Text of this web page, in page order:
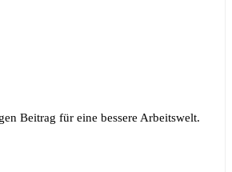
Beitrag für eine bessere Arbeitswelt.